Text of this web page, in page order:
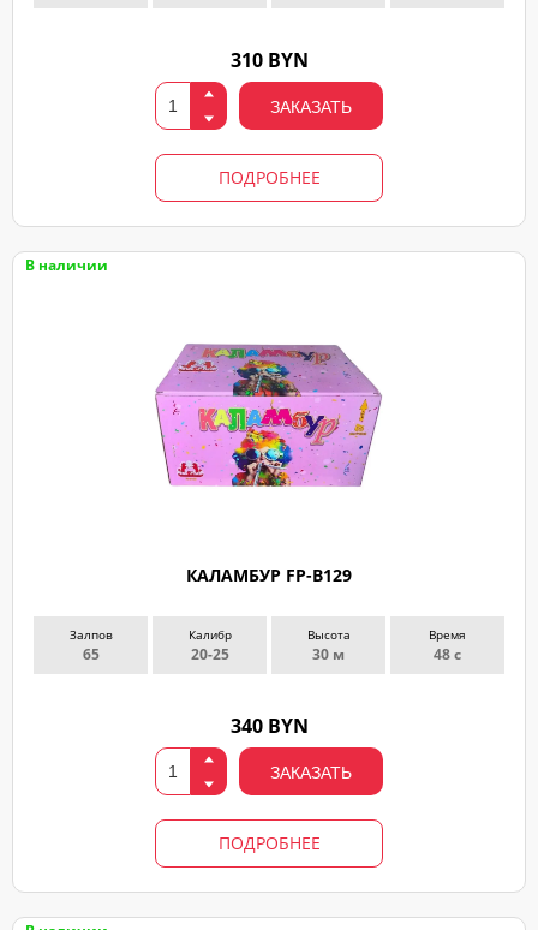
310 BYN
ЗАКАЗАТЬ
ПОДРОБНЕЕ
В наличии
КАЛАМБУР FP-B129
Залпов
65
Калибр
20-25
Высота
30 м
Время
48 с
340 BYN
ЗАКАЗАТЬ
ПОДРОБНЕЕ